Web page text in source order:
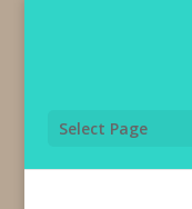
Select Page